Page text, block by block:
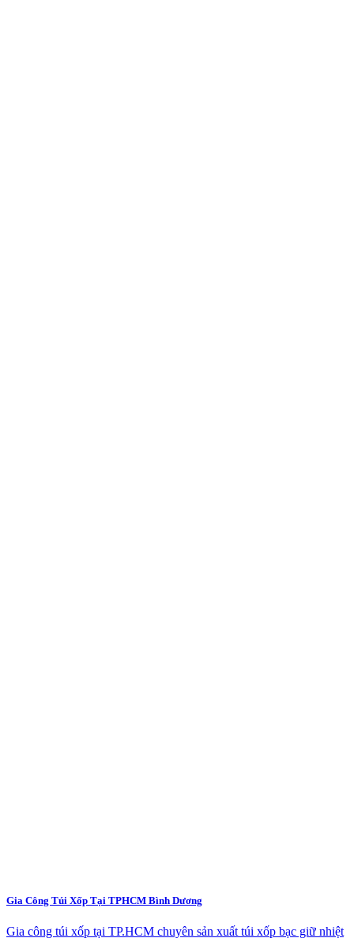
Gia Công Túi Xốp Tại TPHCM Bình Dương
Gia công túi xốp tại TP.HCM chuyên sản xuất túi xốp bạc giữ nhiệt